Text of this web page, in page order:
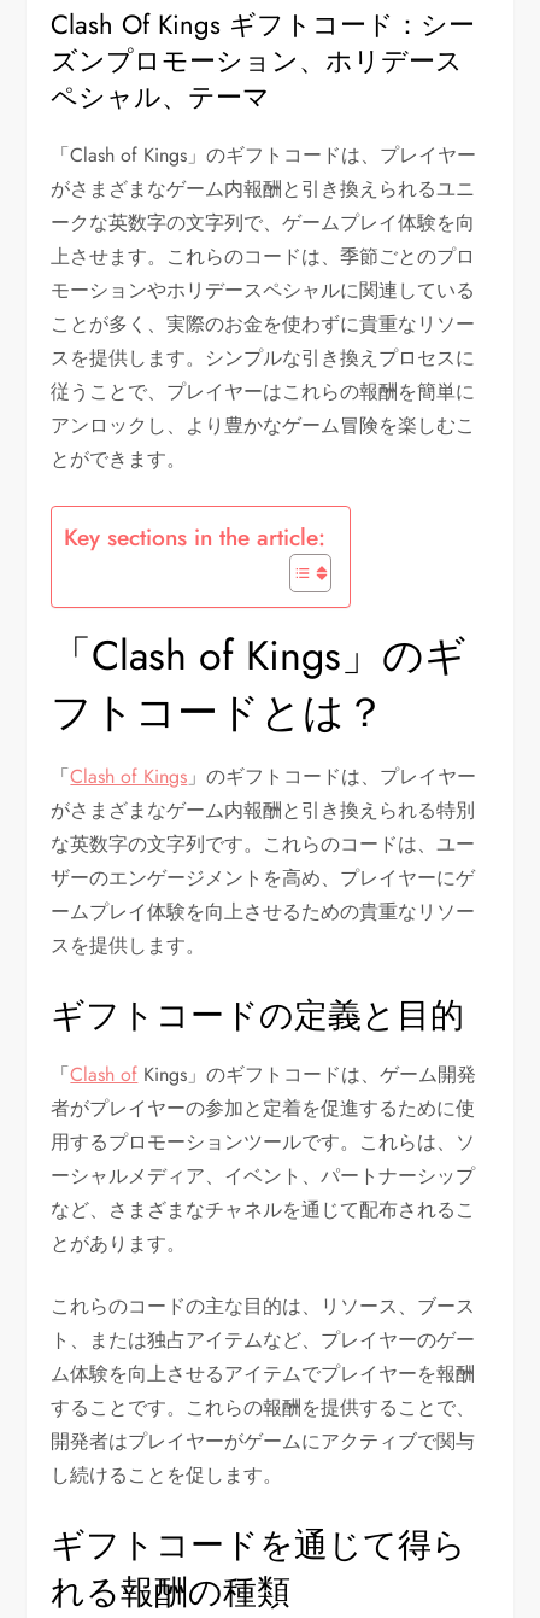
Clash Of Kings ギフトコード：シー
ズンプロモーション、ホリデース
ペシャル、テーマ
「Clash of Kings」のギフトコードは、プレイヤー
がさまざまなゲーム内報酬と引き換えられるユニ
ークな英数字の文字列で、ゲームプレイ体験を向
上させます。これらのコードは、季節ごとのプロ
モーションやホリデースペシャルに関連している
ことが多く、実際のお金を使わずに貴重なリソー
スを提供します。シンプルな引き換えプロセスに
従うことで、プレイヤーはこれらの報酬を簡単に
アンロックし、より豊かなゲーム冒険を楽しむこ
とができます。
Key sections in the article:
「Clash of Kings」のギ
フトコードとは？
「Clash of Kings 」のギフトコードは、プレイヤー
がさまざまなゲーム内報酬と引き換えられる特別
な英数字の文字列です。これらのコードは、ユー
ザーのエンゲージメントを高め、プレイヤーにゲ
ームプレイ体験を向上させるための貴重なリソー
スを提供します。
ギフトコードの定義と目的
「Clash of Kings」のギフトコードは、ゲーム開発
者がプレイヤーの参加と定着を促進するために使
用するプロモーションツールです。これらは、ソ
ーシャルメディア、イベント、パートナーシップ
など、さまざまなチャネルを通じて配布されるこ
とがあります。
これらのコードの主な目的は、リソース、ブース
ト、または独占アイテムなど、プレイヤーのゲー
ム体験を向上させるアイテムでプレイヤーを報酬
することです。これらの報酬を提供することで、
開発者はプレイヤーがゲームにアクティブで関与
し続けることを促します。
ギフトコードを通じて得ら
れる報酬の種類